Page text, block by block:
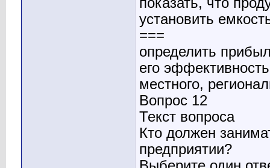
установить
===
определить
его
местного,
Вопрос 12
Текст вопроса
Кто должен
предприятии?